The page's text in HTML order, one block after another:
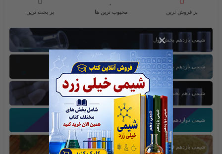
×
پر فروش ترین محبوب ترین ها پر بحث ترین
شیمی یازدهم بخش اول
شیمی یازدهم بخش سوم
شیمی دهم بخش اول
شیمی دوازدهم بخش سوم
شیمی یازدهم فصل دوم